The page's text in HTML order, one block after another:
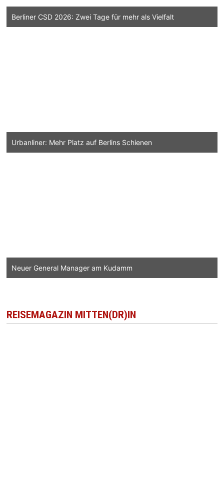
Berliner CSD 2026: Zwei Tage für mehr als Vielfalt
Urbanliner: Mehr Platz auf Berlins Schienen
Neuer General Manager am Kudamm
REISEMAGAZIN MITTEN(DR)IN